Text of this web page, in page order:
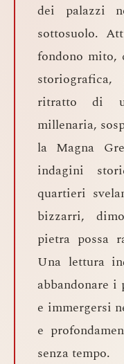
dei palazzi
sottosuolo.
fondono mito,
ritratto di
millenaria,
la Magna
indagini
quartieri
bizzarri,
pietra possa
Una lettura
abbandonare
e immergersi
e
senza tempo.